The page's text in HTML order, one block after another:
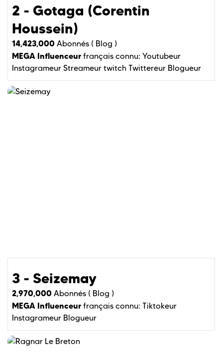
2 - Gotaga (Corentin
Houssein)
14,423,000 Abonnés ( Blog )
MEGA Influenceur français connu: Youtubeur
Instagrameur Streameur twitch Twittereur Blogueur
3 - Seizemay
2,970,000 Abonnés ( Blog )
MEGA Influenceur français connu: Tiktokeur
Instagrameur Blogueur